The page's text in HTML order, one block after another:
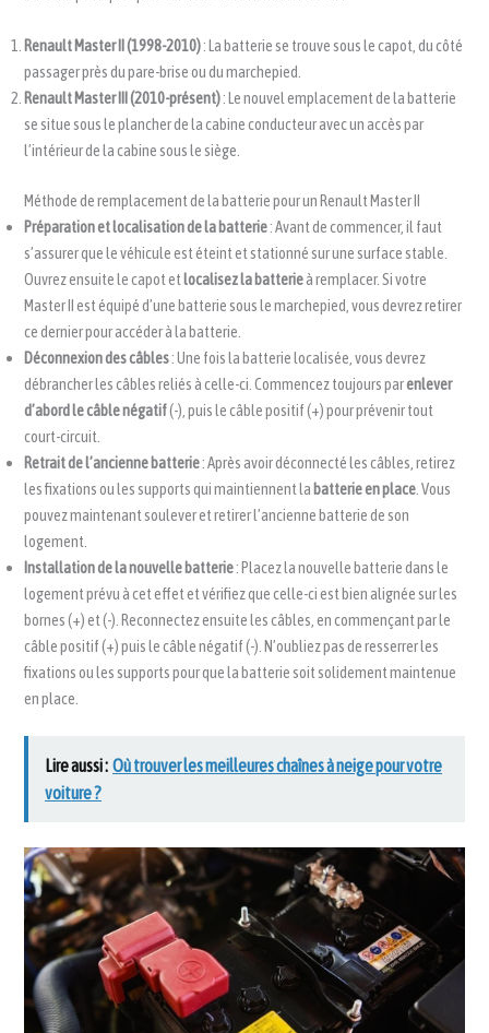
Renault Master II (1998-2010): La batterie se trouve sous le capot, du côté
passager près du pare-brise ou du marchepied.
Renault Master III (2010-présent): Le nouvel emplacement de la batterie
se situe sous le plancher de la cabine conducteur avec un accès par
l’intérieur de la cabine sous le siège.
Méthode de remplacement de la batterie pour un Renault Master II
Préparation et localisation de la batterie: Avant de commencer, il faut
s’assurer que le véhicule est éteint et stationné sur une surface stable.
Ouvrez ensuite le capot etlocalisez la batterieà remplacer. Si votre
Master II est équipé d’une batterie sous le marchepied, vous devrez retirer
ce dernier pour accéder à la batterie.
Déconnexion des câbles: Une fois la batterie localisée, vous devrez
débrancher les câbles reliés à celle-ci. Commencez toujours parenlever
d’abord le câble négatif(-), puis le câble positif (+) pour prévenir tout
court-circuit.
Retrait de l’ancienne batterie: Après avoir déconnecté les câbles, retirez
les fixations ou les supports qui maintiennent labatterie en place . Vous
pouvez maintenant soulever et retirer l’ancienne batterie de son
logement.
Installation de la nouvelle batterie: Placez la nouvelle batterie dans le
logement prévu à cet effet et vérifiez que celle-ci est bien alignée sur les
bornes (+) et (-). Reconnectez ensuite les câbles, en commençant par le
câble positif (+) puis le câble négatif (-). N’oubliez pas de resserrer les
fixations ou les supports pour que la batterie soit solidement maintenue
en place.
Lire aussi : Où trouver les meilleures chaînes à neige pour votre
voiture ?